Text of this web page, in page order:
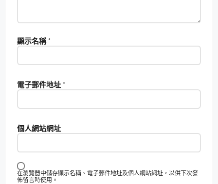
顯示名稱 *
電子郵件地址 *
個人網站網址
在瀏覽器中儲存顯示名稱、電子郵件地址及個人網站網址，以供下次發
佈留言時使用。